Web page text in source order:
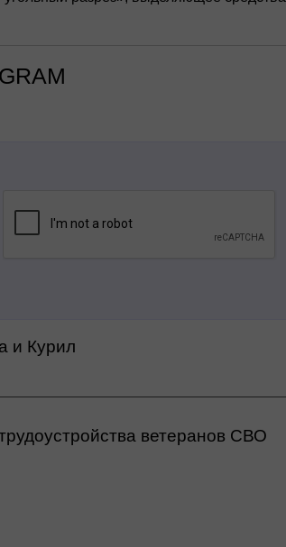
и Курил
ветеранов СВО